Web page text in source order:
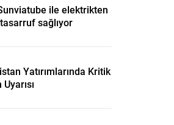
ile elektrikten
sağlıyor
Yatırımlarında Kritik